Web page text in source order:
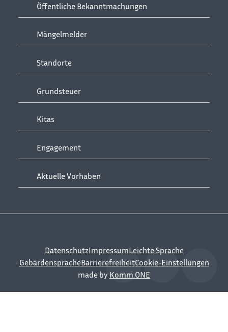
Öffentliche Bekanntmachungen
Mängelmelder
Standorte
Grundsteuer
Kitas
Engagement
Aktuelle Vorhaben
DatenschutzImpressumLeichte Sprache
GebärdenspracheBarrierefreiheitCookie-Einstellungen
made by Komm.ONE